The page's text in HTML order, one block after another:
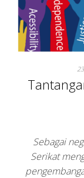
Sebagai
Serikat